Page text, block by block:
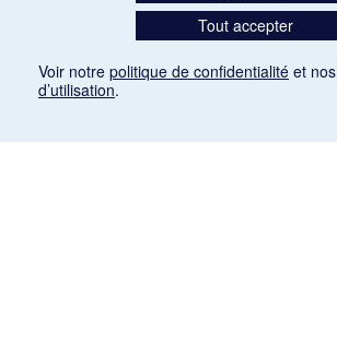
Tout accepter
Voir notre politique de confidentialité et nos
d’utilisation.